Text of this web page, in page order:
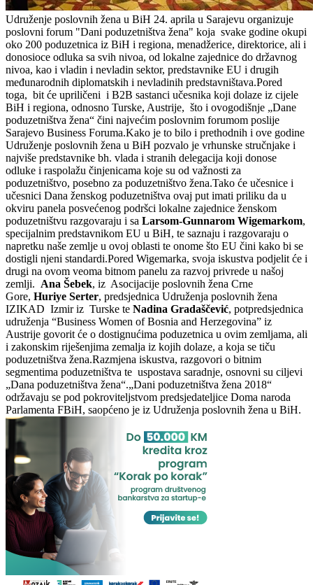
Udruženje poslovnih žena u BiH 24. aprila u Sarajevu organizuje
poslovni forum "Dani poduzetništva žena" koja svake godine okupi
oko 200 poduzetnica iz BiH i regiona, menadžerice, direktorice, ali i
donosioce odluka sa svih nivoa, od lokalne zajednice do državnog
nivoa, kao i vladin i nevladin sektor, predstavnike EU i drugih
međunarodnih diplomatskih i nevladinih predstavništava.Pored
toga, bit će upriličeni i B2B sastanci učesnika koji dolaze iz cijele
BiH i regiona, odnosno Turske, Austrije, što i ovogodišnje „Dane
poduzetništva žena“ čini najvećim poslovnim forumom poslije
Sarajevo Business Foruma.Kako je to bilo i prethodnih i ove godine
Udruženje poslovnih žena u BiH pozvalo je vrhunske stručnjake i
najviše predstavnike bh. vlada i stranih delegacija koji donose
odluke i raspolažu činjenicama koje su od važnosti za
poduzetništvo, posebno za poduzetništvo žena.Tako će učesnice i
učesnici Dana ženskog poduzetništva ovaj put imati priliku da u
okviru panela posvećenog podršci lokalne zajednice ženskom
poduzetništvu razgovaraju i sa Larsom-Gunnarom Wigemarkom,
specijalnim predstavnikom EU u BiH, te saznaju i razgovaraju o
napretku naše zemlje u ovoj oblasti te onome što EU čini kako bi se
dostigli njeni standardi.Pored Wigemarka, svoja iskustva podjelit će i
drugi na ovom veoma bitnom panelu za razvoj privrede u našoj
zemlji. Ana Šebek, iz Asocijacije poslovnih žena Crne
Gore, Huriye Serter, predsjednica Udruženja poslovnih žena
IZIKAD Izmir iz Turske te Nadina Gradaščević, potpredsjednica
udruženja “Business Women of Bosnia and Herzegovina” iz
Austrije govorit će o dostignućima poduzetnica u ovim zemljama, ali
i zakonskim riješenjima zemalja iz kojih dolaze, a koja se tiču
poduzetništva žena.Razmjena iskustva, razgovori o bitnim
segmentima poduzetništva te uspostava saradnje, osnovni su ciljevi
„Dana poduzetništva žena“.„Dani poduzetništva žena 2018“
održavaju se pod pokroviteljstvom predsjedateljice Doma naroda
Parlamenta FBiH, saopćeno je iz Udruženja poslovnih žena u BiH.